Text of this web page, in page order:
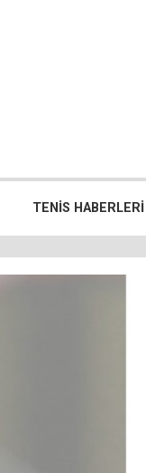
TENIS HABERLERI